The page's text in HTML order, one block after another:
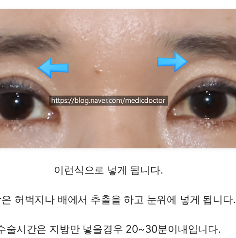
이런식으로 넣게 됩니다.
허벅지나 배에서 추출을 하고 눈위에 넣게 됩니다.
술시간은 지방만 넣을경우 20~30분이내입니다.